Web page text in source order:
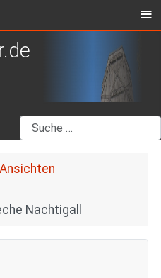
Suchen
Ansichten
Nachtigall
≡